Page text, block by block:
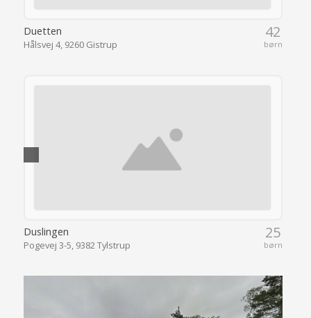
42
børn
Duetten
Hålsvej 4, 9260 Gistrup
25
børn
Duslingen
Pogevej 3-5, 9382 Tylstrup